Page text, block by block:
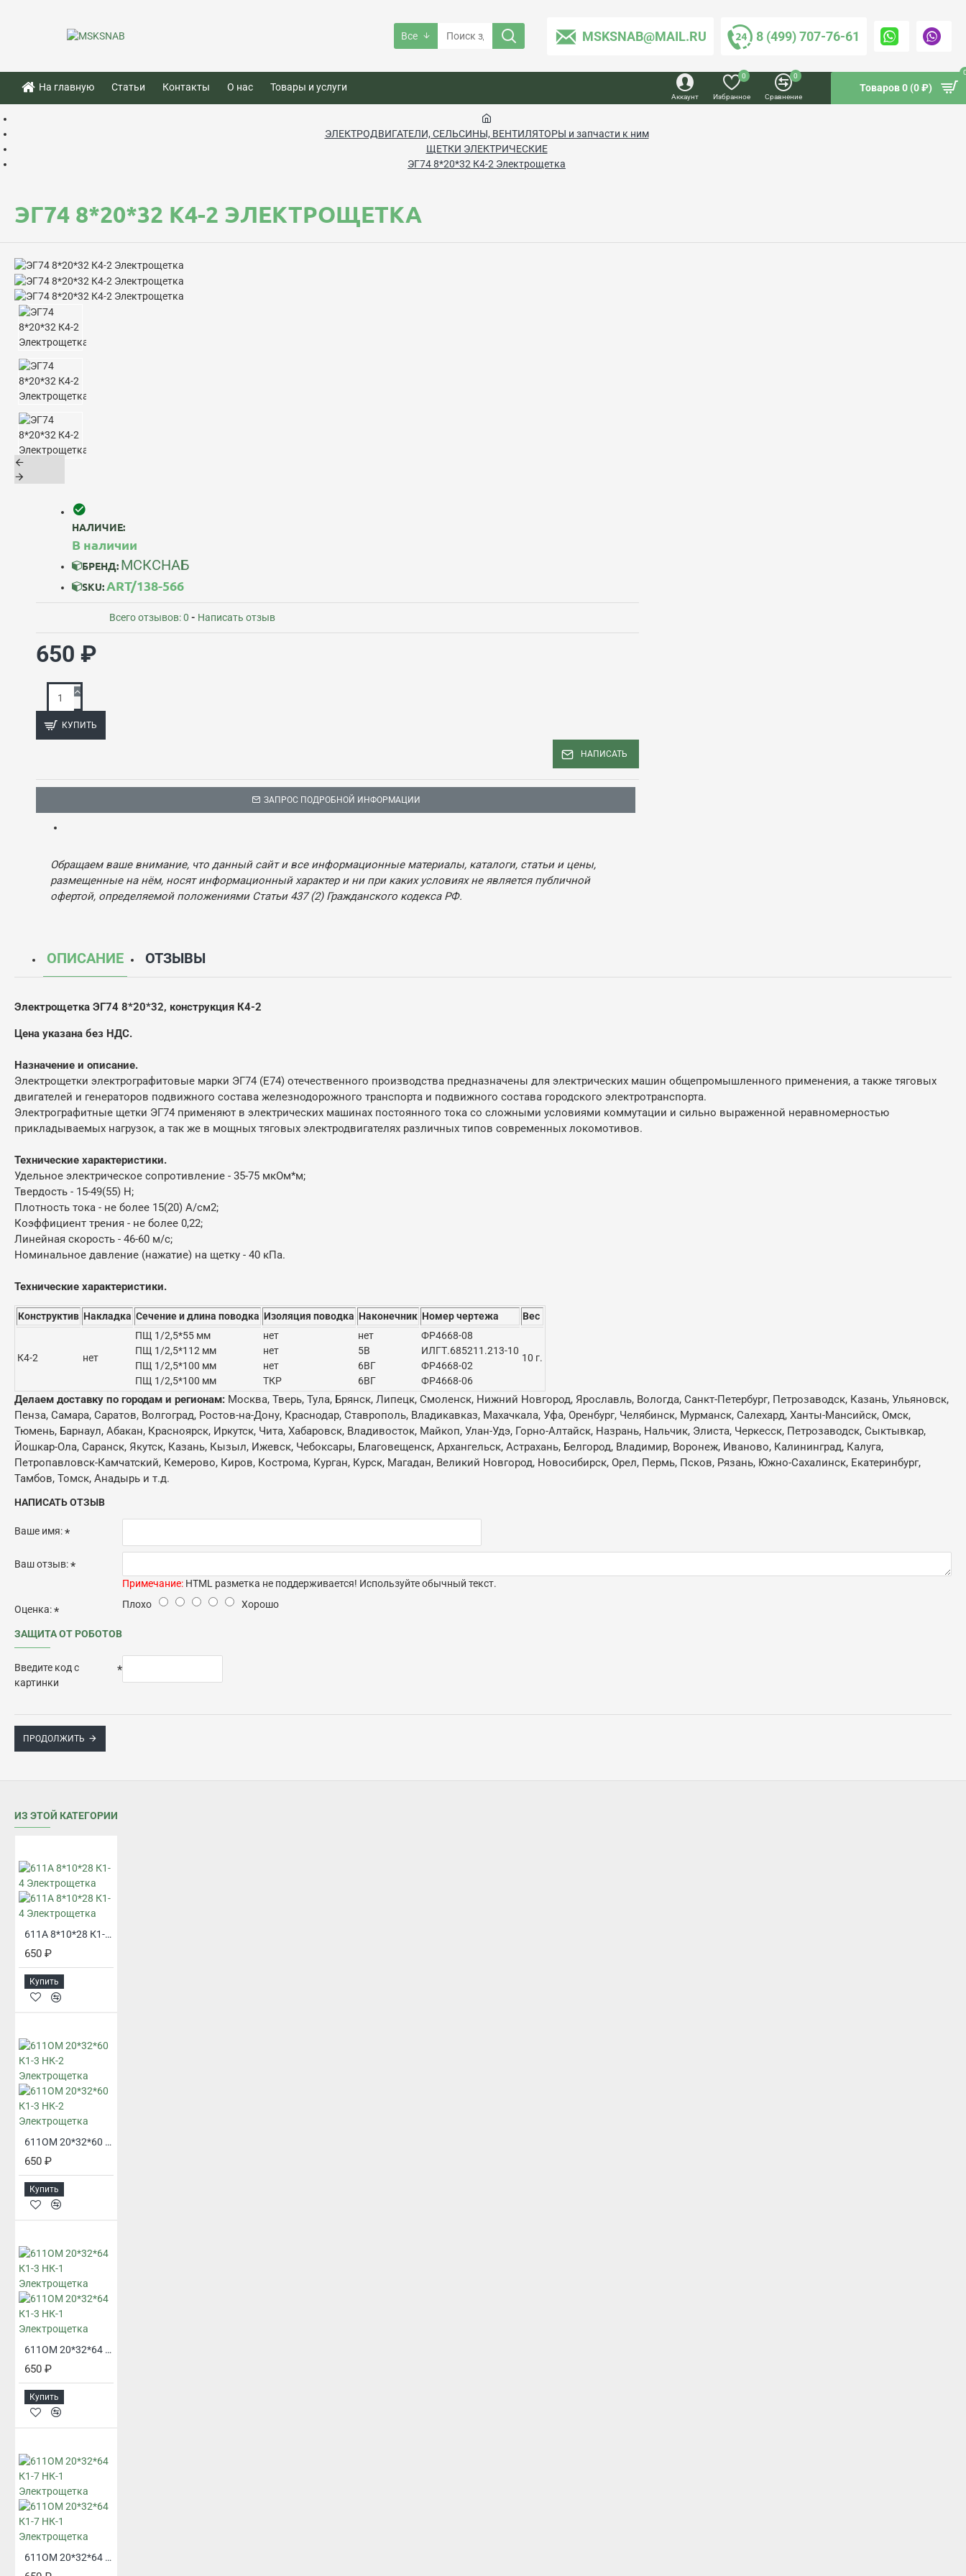
Все MSKSNAB@MAIL.RU 8 (499) 707-76-61
На главную Статьи Контакты О нас Товары и услуги
Аккаунт Избранное
0
Сравнение
0
Товаров 0 (0 ₽)
ЭЛЕКТРОДВИГАТЕЛИ, CЕЛЬСИНЫ, ВЕНТИЛЯТОРЫ и запчасти к ним
ЩЕТКИ ЭЛЕКТРИЧЕСКИЕ
ЭГ74 8*20*32 К4-2 Электрощетка
ЭГ74 8*20*32 К4-2 ЭЛЕКТРОЩЕТКА
НАЛИЧИЕ:
В наличии
БРЕНД: МСКСНАБ
SKU:ART/138-566
Всего отзывов: 0 - Написать отзыв
650 ₽
КУПИТЬ
НАПИСАТЬ
ЗАПРОС ПОДРОБНОЙ ИНФОРМАЦИИ
Обращаем ваше внимание, что данный сайт и все информационные материалы, каталоги, статьи и цены,
размещенные на нём, носят информационный характер и ни при каких условиях не является публичной
офертой, определяемой положениями Статьи 437 (2) Гражданского кодекса РФ.
ОПИСАНИЕ ОТЗЫВЫ
Электрощетка ЭГ74 8*20*32, конструкция К4-2
Цена указана без НДС.
Назначение и описание.
Электрощетки электрографитовые марки ЭГ74 (Е74) отечественного производства предназначены для электрических машин общепромышленного применения, а также тяговых
двигателей и генераторов подвижного состава железнодорожного транспорта и подвижного состава городского электротранспорта.
Электрографитные щетки ЭГ74 применяют в электрических машинах постоянного тока со сложными условиями коммутации и сильно выраженной неравномерностью
прикладываемых нагрузок, а так же в мощных тяговых электродвигателях различных типов современных локомотивов.
Технические характеристики.
Удельное электрическое сопротивление - 35-75 мкОм*м;
Твердость - 15-49(55) Н;
Плотность тока - не более 15(20) А/см2;
Коэффициент трения - не более 0,22;
Линейная скорость - 46-60 м/с;
Номинальное давление (нажатие) на щетку - 40 кПа.
Технические характеристики.
Конструктив Накладка Сечение и длина поводка Изоляция поводка Наконечник Номер чертежа Вес
К4-2 нет
ПЩ 1/2,5*55 мм
ПЩ 1/2,5*112 мм
ПЩ 1/2,5*100 мм
ПЩ 1/2,5*100 мм
нет
нет
нет
ТКР
нет
5В
6ВГ
6ВГ
ФР4668-08
ИЛГТ.685211.213-10
ФР4668-02
ФР4668-06
10 г.
Делаем доставку по городам и регионам: Москва, Тверь, Тула, Брянск, Липецк, Смоленск, Нижний Новгород, Ярославль, Вологда, Санкт-Петербург, Петрозаводск, Казань, Ульяновск,
Пенза, Самара, Саратов, Волгоград, Ростов-на-Дону, Краснодар, Ставрополь, Владикавказ, Махачкала, Уфа, Оренбург, Челябинск, Мурманск, Салехард, Ханты-Мансийск, Омск,
Тюмень, Барнаул, Абакан, Красноярск, Иркутск, Чита, Хабаровск, Владивосток, Майкоп, Улан-Удэ, Горно-Алтайск, Назрань, Нальчик, Элиста, Черкесск, Петрозаводск, Сыктывкар,
Йошкар-Ола, Саранск, Якутск, Казань, Кызыл, Ижевск, Чебоксары, Благовещенск, Архангельск, Астрахань, Белгород, Владимир, Воронеж, Иваново, Калининград, Калуга,
Петропавловск-Камчатский, Кемерово, Киров, Кострома, Курган, Курск, Магадан, Великий Новгород, Новосибирск, Орел, Пермь, Псков, Рязань, Южно-Сахалинск, Екатеринбург,
Тамбов, Томск, Анадырь и т.д.
НАПИСАТЬ ОТЗЫВ
Ваше имя:
Ваш отзыв:
Примечание: HTML разметка не поддерживается! Используйте обычный текст.
Оценка: Плохо Хорошо
ЗАЩИТА ОТ РОБОТОВ
Введите код с
картинки
ПРОДОЛЖИТЬ
ИЗ ЭТОЙ КАТЕГОРИИ
611А 8*10*28 К1-4 Электрощетка
650 ₽
Купить
611ОМ 20*32*60 К1-3 НК-2 Электрощетка
650 ₽
Купить
611ОМ 20*32*64 К1-3 НК-1 Электрощетка
650 ₽
Купить
611ОМ 20*32*64 К1-7 НК-1 Электрощетка